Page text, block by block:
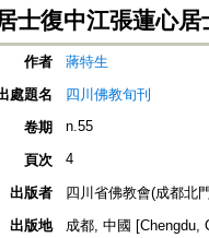
士復中江張蓮心居
作者
蔣特生
處題名
四川佛教旬刊
卷期
n.55
頁次 4
出版者
四川省佛教會(成都北
出版地
成都, 中國 [Chengdu,